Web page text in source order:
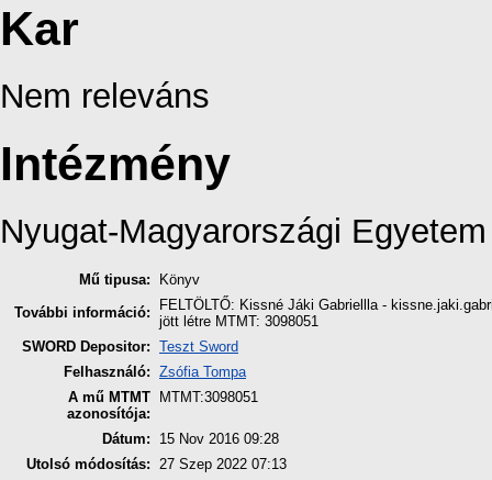
Kar
Nem releváns
Intézmény
Nyugat-Magyarországi Egyetem
Mű tipusa:
Könyv
További információ:
FELTÖLTŐ: Kissné Jáki Gabriellla -
jött létre MTMT: 3098051
SWORD Depositor: Teszt Sword
Felhasználó: Zsófia Tompa
A mű MTMT
azonosítója:
MTMT:3098051
Dátum:
15 Nov 2016 09:28
Utolsó módosítás: 27 Szep 2022 07:13